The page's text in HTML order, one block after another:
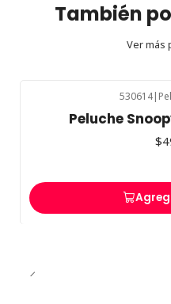
También
Ver más
530614|
Peluche